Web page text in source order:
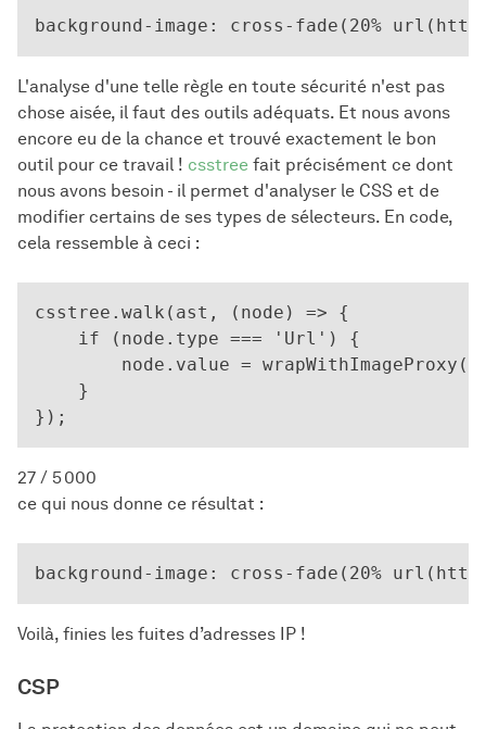
L'analyse d'une telle règle en toute sécurité n'est pas
chose aisée, il faut des outils adéquats. Et nous avons
encore eu de la chance et trouvé exactement le bon
outil pour ce travail ! csstree fait précisément ce dont
nous avons besoin - il permet d'analyser le CSS et de
modifier certains de ses types de sélecteurs. En code,
cela ressemble à ceci :
csstree.walk(ast, (node) => {
    if (node.type === 'Url') {
node.value =
    }
27 / 5 000
ce qui nous donne ce résultat :
Voilà, finies les fuites d’adresses IP !
CSP